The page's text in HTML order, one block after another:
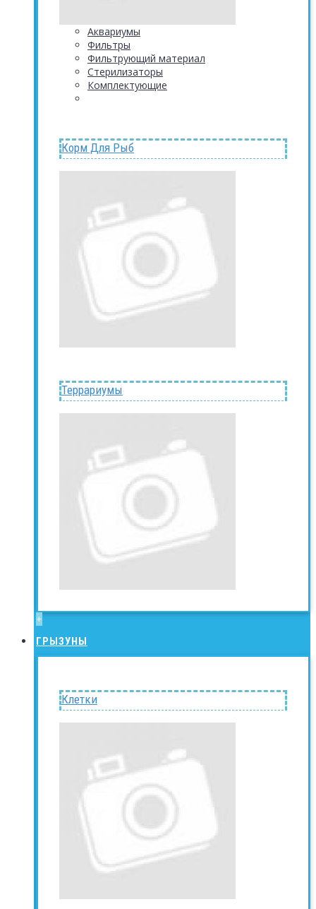
Аквариумы
Фильтры
Фильтрующий материал
Стерилизаторы
Комплектующие
Корм Для Рыб
Террариумы
+
ГРЫЗУНЫ
Клетки